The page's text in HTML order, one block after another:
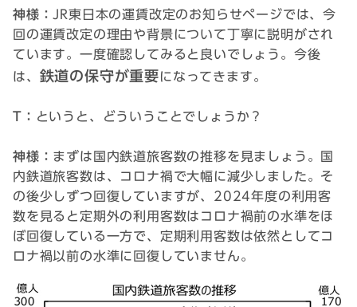
神様：
JR東日本の運賃改定のお知らせページでは、今
回の運賃改定の理由や背景について丁寧に説明がされ
ています。一度確認してみると良いでしょう。今後
は、 鉄道の保守が重要になってきます。
T： というと、どういうことでしょうか？
神様： まずは国内鉄道旅客数の推移を見ましょう。国
内鉄道旅客数は、コロナ禍で大幅に減少しました。そ
の後少しずつ回復していますが、2024年度の利用客
数を見ると定期外の利用客数はコロナ禍前の水準をほ
ぼ回復している一方で、定期利用客数は依然としてコ
ロナ禍以前の水準に回復していません。